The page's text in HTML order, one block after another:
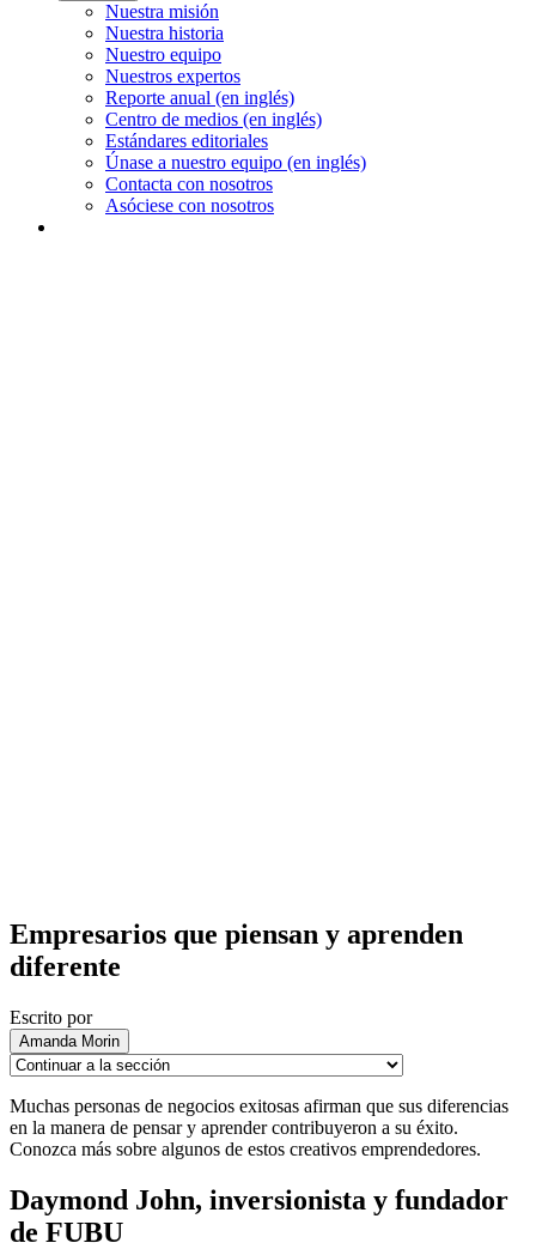
Nuestra misión
Nuestra historia
Nuestro equipo
Nuestros expertos
Reporte anual (en inglés)
Centro de medios (en inglés)
Estándares editoriales
Únase a nuestro equipo (en inglés)
Contacta con nosotros
Asóciese con nosotros
Empresarios que piensan y aprenden
diferente
Escrito por
Amanda Morin
Muchas personas de negocios exitosas afirman que sus diferencias
en la manera de pensar y aprender contribuyeron a su éxito.
Conozca más sobre algunos de estos creativos emprendedores.
Daymond John, inversionista y fundador
de FUBU